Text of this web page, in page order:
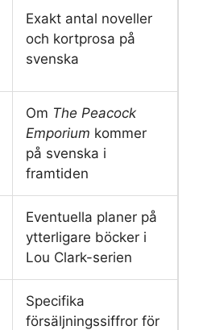
Exakt antal noveller
och kortprosa på
svenska
Om The Peacock
Emporium kommer
på svenska i
framtiden
Eventuella planer på
ytterligare böcker i
Lou Clark-serien
Specifika
försäljningssiffror för